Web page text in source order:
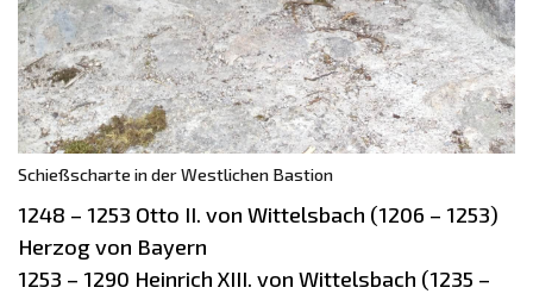
Schießscharte in der Westlichen Bastion
1248 – 1253 Otto II. von Wittelsbach (1206 – 1253)
Herzog von Bayern
1253 – 1290 Heinrich XIII. von Wittelsbach (1235 –